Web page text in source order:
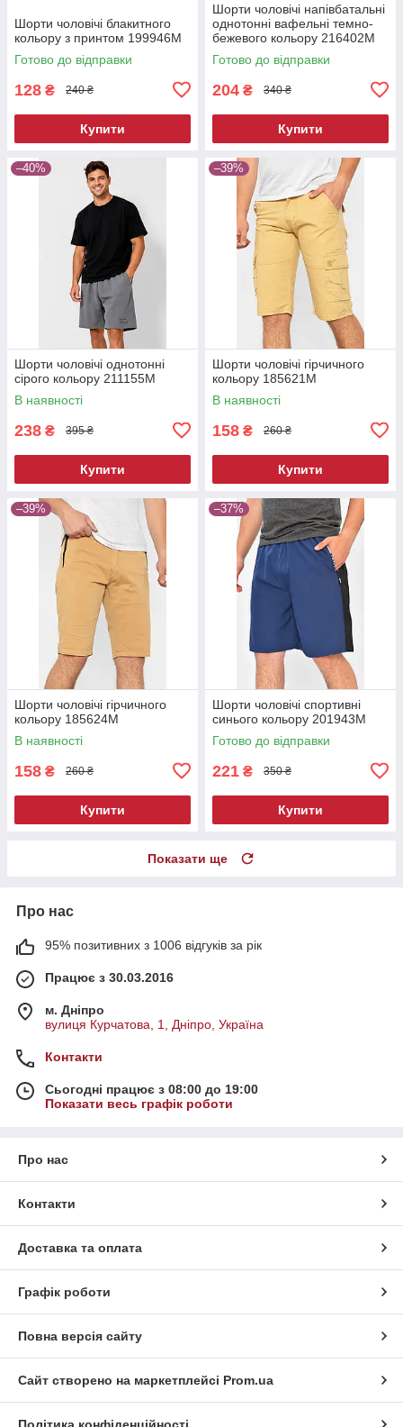
Шорти чоловічі блакитного
кольору з принтом 199946M
Готово до відправки
128 ₴ 240 ₴
Купити
Шорти чоловічі напівбатальні
однотонні вафельні темно-
бежевого кольору 216402M
Готово до відправки
204 ₴ 340 ₴
Купити
–40%
Шорти чоловічі однотонні
сірого кольору 211155M
В наявності
238 ₴ 395 ₴
Купити
–39%
Шорти чоловічі гірчичного
кольору 185621M
В наявності
158 ₴ 260 ₴
Купити
–39%
Шорти чоловічі гірчичного
кольору 185624M
В наявності
158 ₴ 260 ₴
Купити
–37%
Шорти чоловічі спортивні
синього кольору 201943M
Готово до відправки
221 ₴ 350 ₴
Купити
Показати ще
Про нас
95% позитивних з 1006 відгуків за рік
Працює з 30.03.2016
м. Дніпро
вулиця Курчатова, 1, Дніпро, Україна
Контакти
Сьогодні працює з 08:00 до 19:00
Показати весь графік роботи
Про нас
Контакти
Доставка та оплата
Графік роботи
Повна версія сайту
Сайт створено на маркетплейсі Prom.ua
Політика конфіденційності